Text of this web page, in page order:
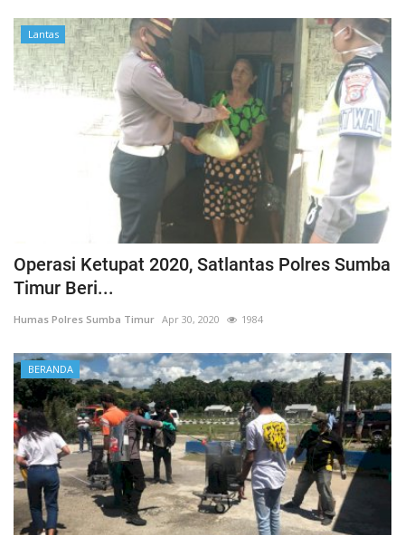
Lantas
Operasi Ketupat 2020, Satlantas Polres Sumba
Timur Beri...
Humas Polres Sumba Timur Apr 30, 2020 1984
BERANDA